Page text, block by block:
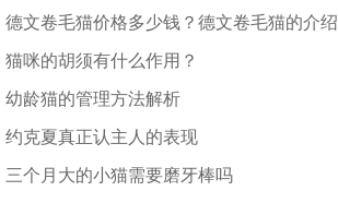
德文卷毛猫价格多少钱？德文卷毛猫的介绍
猫咪的胡须有什么作用？
幼龄猫的管理方法解析
约克夏真正认主人的表现
三个月大的小猫需要磨牙棒吗